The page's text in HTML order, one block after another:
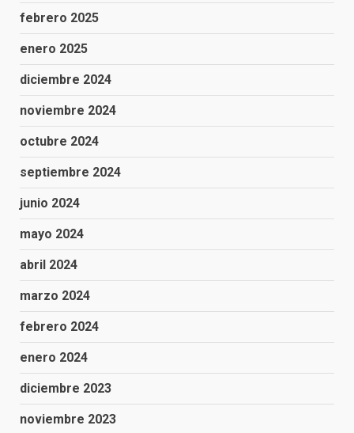
febrero 2025
enero 2025
diciembre 2024
noviembre 2024
octubre 2024
septiembre 2024
junio 2024
mayo 2024
abril 2024
marzo 2024
febrero 2024
enero 2024
diciembre 2023
noviembre 2023